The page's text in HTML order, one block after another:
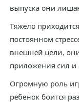
выпуска они
Тяжело
постоянном
внешней цели,
приложения сил и
Огромную роль
ребенок боится